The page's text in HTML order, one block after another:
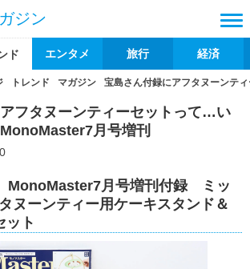
ジン
ド エンタメ 旅行 経済
トレンド マガジン 宝島さん付録にアフタヌーンテ
フタヌーンティーセットって…い
月号増刊
月号増刊付録 ミッ
ヌーンティー用ケーキスタンド＆
ット